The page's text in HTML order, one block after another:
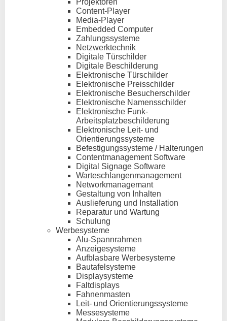
Projektoren
Content-Player
Media-Player
Embedded Computer
Zahlungssysteme
Netzwerktechnik
Digitale Türschilder
Digitale Beschilderung
Elektronische Türschilder
Elektronische Preisschilder
Elektronische Besucherschilder
Elektronische Namensschilder
Elektronische Funk-
Arbeitsplatzbeschilderung
Elektronische Leit- und
Orientierungssysteme
Befestigungssysteme / Halterungen
Contentmanagement Software
Digital Signage Software
Warteschlangenmanagement
Networkmanagemant
Gestaltung von Inhalten
Auslieferung und Installation
Reparatur und Wartung
Schulung
Werbesysteme
Alu-Spannrahmen
Anzeigesysteme
Aufblasbare Werbesysteme
Bautafelsysteme
Displaysysteme
Faltdisplays
Fahnenmasten
Leit- und Orientierungssysteme
Messesysteme